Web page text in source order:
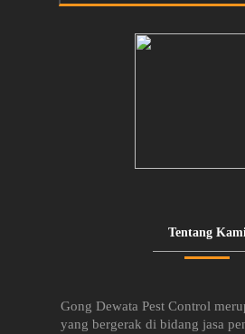
Tentang
Gong Dewata Pest Control
yang bergerak di bidang jasa